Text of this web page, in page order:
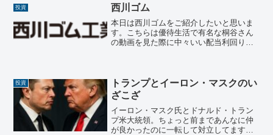
り、先週末よりも...
投資 西川ゴム
本日は西川ゴムをご紹介したいと思いま
す。こちらは優待生活で有名な桐谷さん
の動画を見た際に中々いい配当利回りだ
基本情報商号：西川ゴム工...
投資
トランプとイーロン・マスクのい
ざこざ
イーロン・マスク氏とドナルド・トラン
プ米大統領。ちょっと前まであんなに仲
が良かったのに一転して対立してます